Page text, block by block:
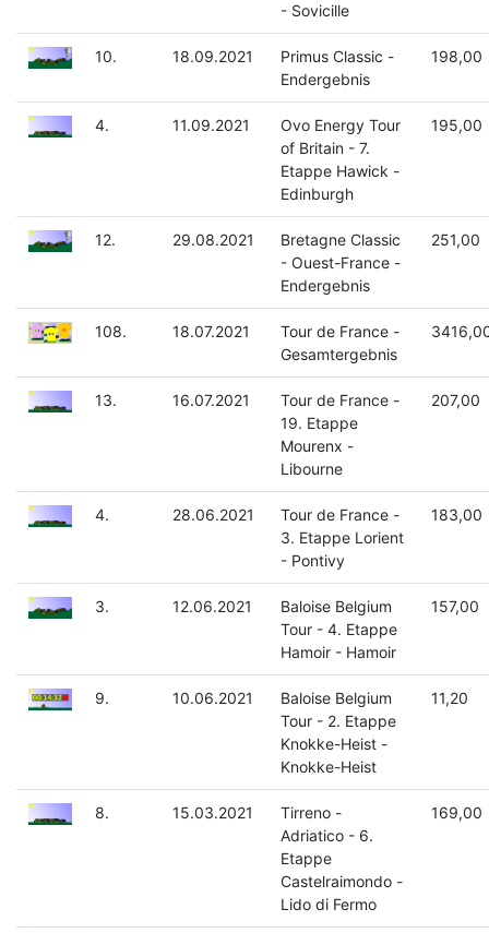
- Sovicille
10. 18.09.2021
Primus Classic -
Endergebnis
198,00
4. 11.09.2021
Ovo Energy Tour
of Britain - 7.
Etappe Hawick -
Edinburgh
195,00
12. 29.08.2021
Bretagne Classic
- Ouest-France -
Endergebnis
251,00
108. 18.07.2021
Tour de France -
Gesamtergebnis
13. 16.07.2021
Tour de France -
19. Etappe
Mourenx -
Libourne
207,00
4. 28.06.2021
Tour de France -
3. Etappe Lorient
- Pontivy
183,00
3. 12.06.2021
Baloise Belgium
Tour - 4. Etappe
Hamoir - Hamoir
157,00
9. 10.06.2021
Baloise Belgium
Tour - 2. Etappe
Knokke-Heist -
Knokke-Heist
11,20
8. 15.03.2021
Tirreno -
Adriatico - 6.
Etappe
Castelraimondo -
Lido di Fermo
169,00